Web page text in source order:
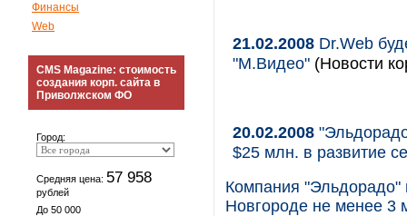
Финансы
Web
CMS Magazine: стоимость
создания корп. сайта в
Приволжском ФО
Город:
Средняя цена: 57 958
рублей
До 50 000
21.02.2008 Dr.Web
"М.Видео" (Новости
20.02.2008
$25 млн. в развитие
Компания "Эльдорадо"
Новгороде не менее 3